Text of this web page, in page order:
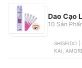
Dao Cạo
10 Sản
SHISEIDO
KAI,